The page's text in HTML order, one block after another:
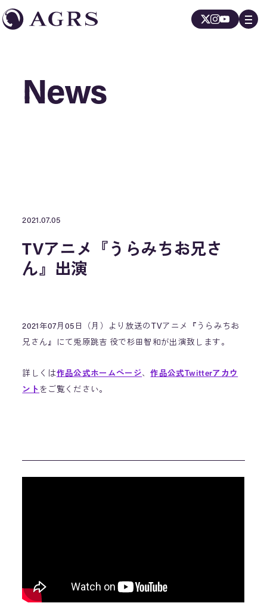
News
News
2021.07.05
TVアニメ『うらみちお兄さ
ん』出演
2021年07月05日（月）より放送のTVアニメ『うらみちお
兄さん』にて兎原跳吉 役で杉田智和が出演致します。
詳しくは作品公式ホームページ、作品公式Twitterアカウ
ント をご覧ください。